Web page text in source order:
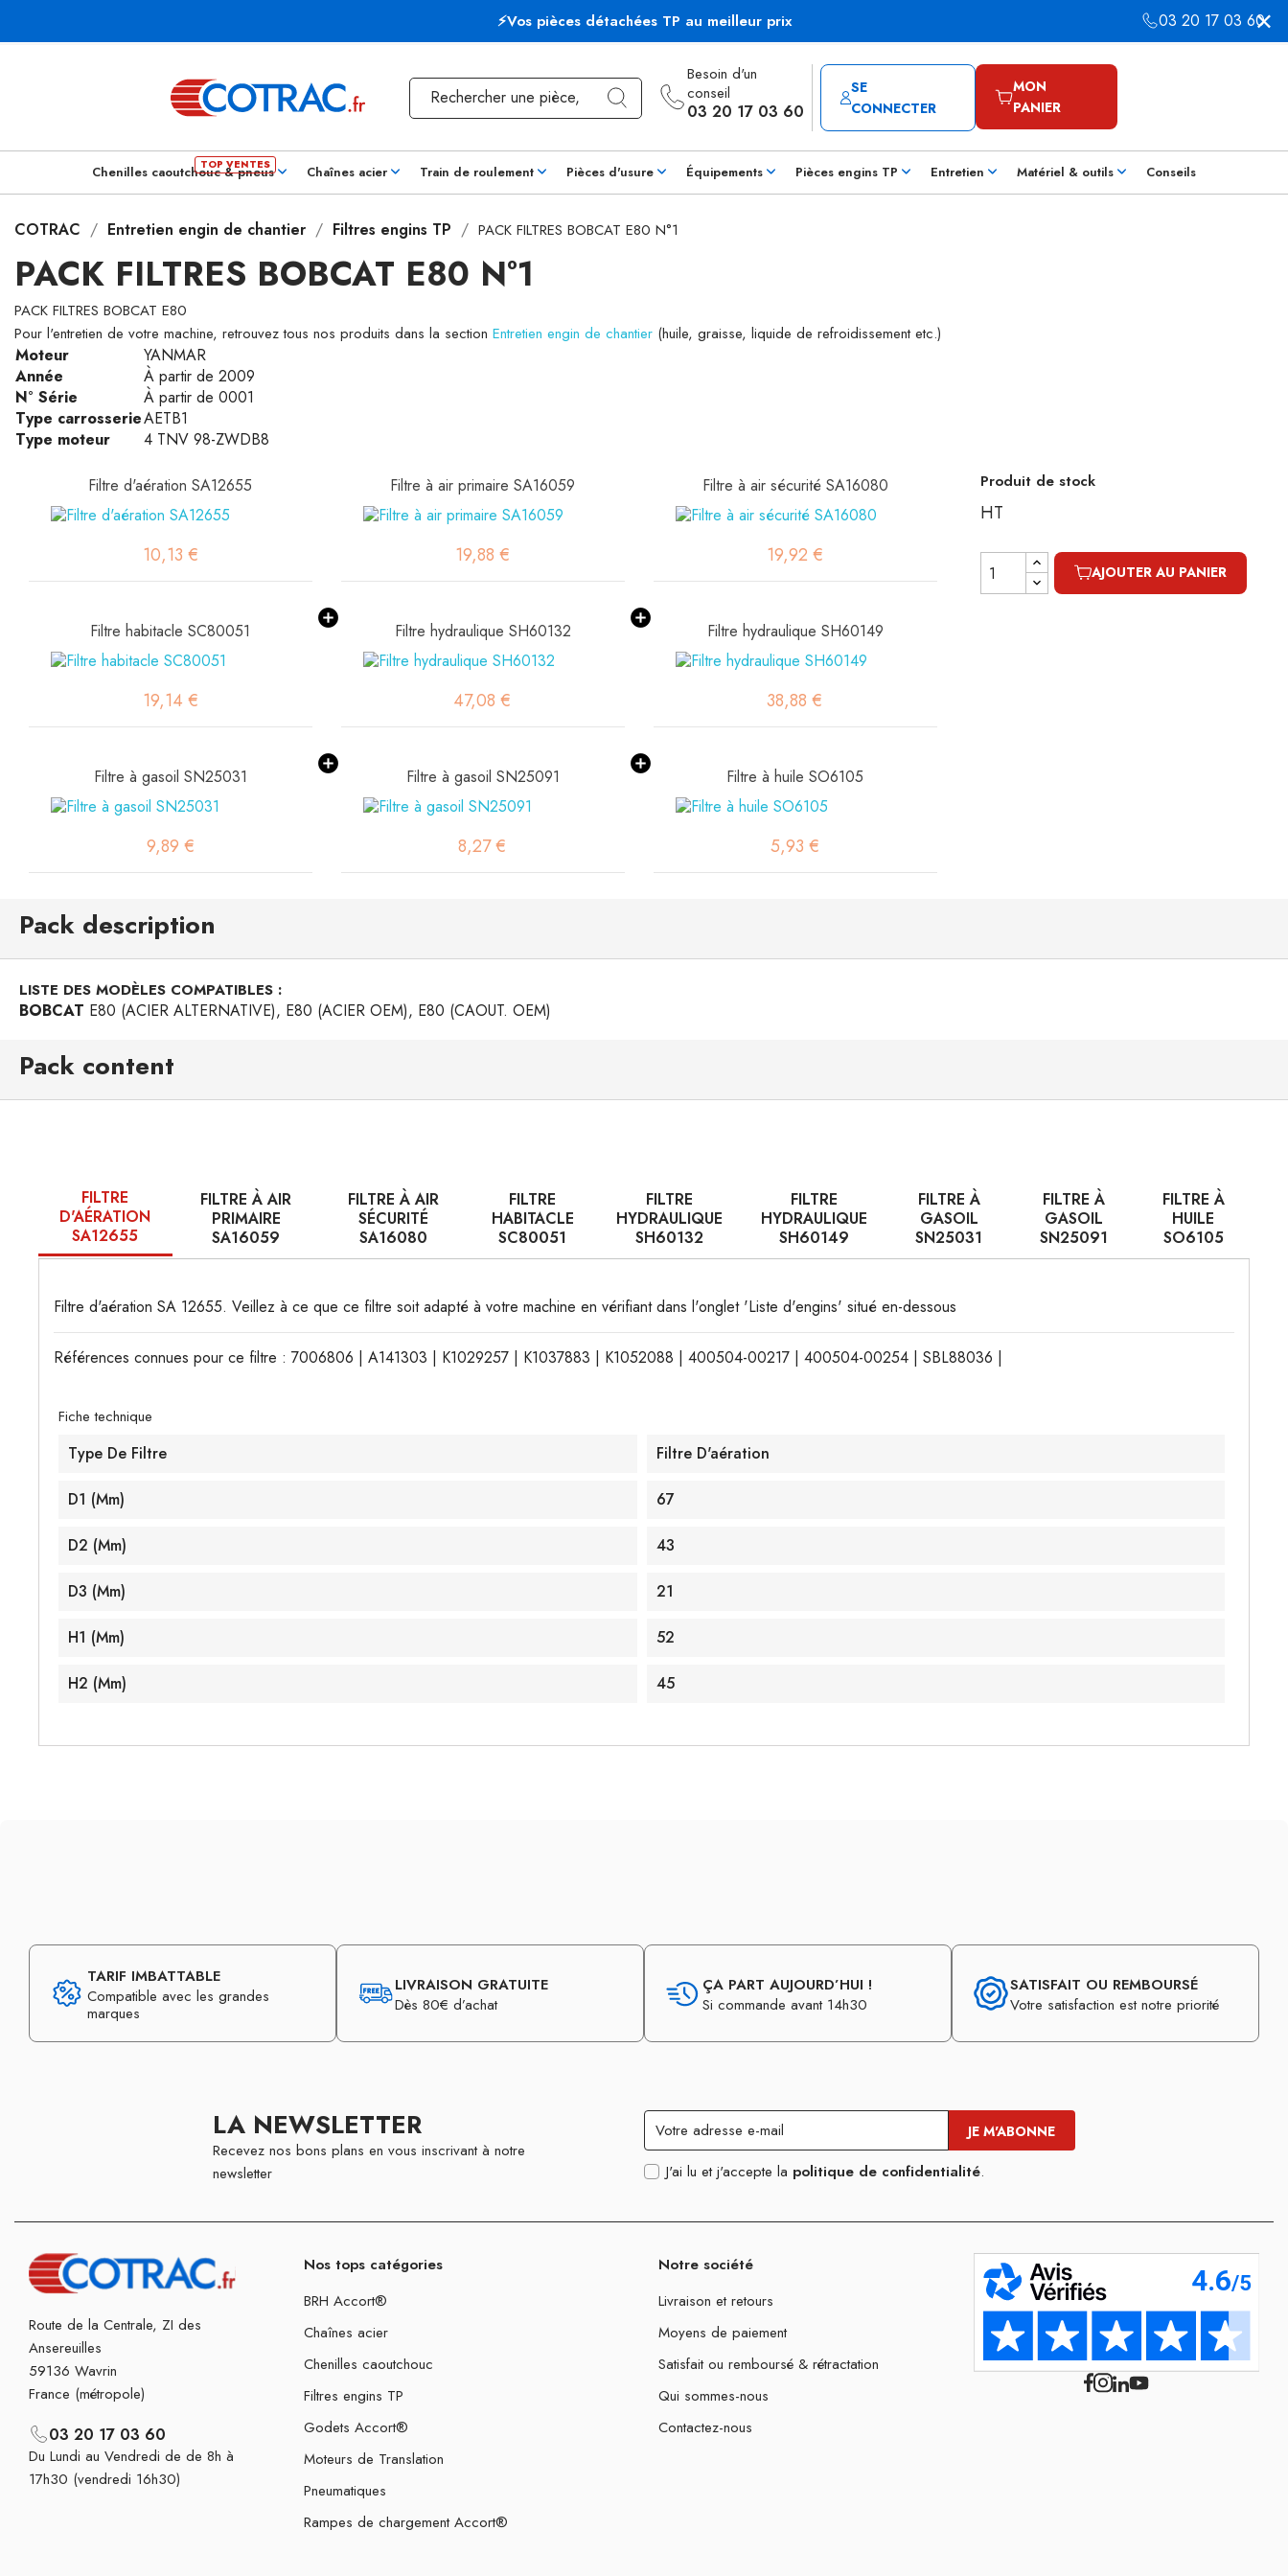
⚡Vos pièces détachées TP au meilleur prix 03 20 17 03 60
Besoin d'un
conseil
03 20 17 03 60
SE
CONNECTER
MON
PANIER
Chenilles caoutchouc & pneus Chaînes acier Train de roulement Pièces d'usure Équipements Pièces engins TP Entretien Matériel & outils Conseils
COTRAC Entretien engin de chantier Filtres engins TP PACK FILTRES BOBCAT E80 N°1
PACK FILTRES BOBCAT E80 N°1
PACK FILTRES BOBCAT E80
Pour l'entretien de votre machine, retrouvez tous nos produits dans la section Entretien engin de chantier (huile, graisse, liquide de refroidissement etc.)
Moteur
YANMAR
Année
À partir de 2009
N° Série
À partir de 0001
Type carrosserieAETB1
Type moteur
4 TNV 98-ZWDB8
Filtre d'aération SA12655
10,13 €
Filtre à air primaire SA16059
19,88 €
Filtre à air sécurité SA16080
19,92 €
Filtre habitacle SC80051
19,14 €
Filtre hydraulique SH60132
47,08 €
Filtre hydraulique SH60149
38,88 €
Filtre à gasoil SN25031
9,89 €
Filtre à gasoil SN25091
8,27 €
Filtre à huile SO6105
5,93 €
Produit de stock
HT
AJOUTER AU PANIER
Pack description
LISTE DES MODÈLES COMPATIBLES :
BOBCAT E80 (ACIER ALTERNATIVE), E80 (ACIER OEM), E80 (CAOUT. OEM)
Pack content
FILTRE
D'AÉRATION
SA12655
FILTRE À AIR
PRIMAIRE
SA16059
FILTRE À AIR
SÉCURITÉ
SA16080
FILTRE
HABITACLE
SC80051
FILTRE
HYDRAULIQUE
SH60132
FILTRE
HYDRAULIQUE
SH60149
FILTRE À
GASOIL
SN25031
FILTRE À
GASOIL
SN25091
FILTRE À
HUILE
SO6105
Filtre d'aération SA 12655. Veillez à ce que ce filtre soit adapté à votre machine en vérifiant dans l'onglet 'Liste d'engins' situé en-dessous
Références connues pour ce filtre : 7006806 | A141303 | K1029257 | K1037883 | K1052088 | 400504-00217 | 400504-00254 | SBL88036 |
Fiche technique
Type De Filtre Filtre D'aération
D1 (mm) 67
D2 (mm) 43
D3 (mm) 21
H1 (mm) 52
H2 (mm) 45
TARIF IMBATTABLE
Compatible avec les grandes
marques
LIVRAISON GRATUITE
Dès 80€ d’achat
ÇA PART AUJOURD’HUI !
Si commande avant 14h30
SATISFAIT OU REMBOURSÉ
Votre satisfaction est notre priorité
LA NEWSLETTER
Recevez nos bons plans en vous inscrivant à notre
newsletter
J'ai lu et j'accepte la politique de confidentialité.
Route de la Centrale, ZI des
Ansereuilles
59136 Wavrin
France (métropole)
03 20 17 03 60
Du Lundi au Vendredi de de 8h à
17h30 (vendredi 16h30)
Nos tops catégories
BRH Accort®
Chaînes acier
Chenilles caoutchouc
Filtres engins TP
Godets Accort®
Moteurs de Translation
Pneumatiques
Rampes de chargement Accort®
Notre société
Livraison et retours
Moyens de paiement
Satisfait ou remboursé & rétractation
Qui sommes-nous
Contactez-nous